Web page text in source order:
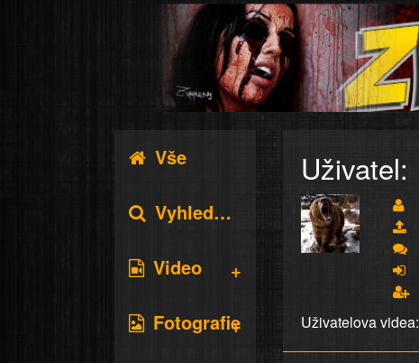
Vše
Vyhledávání
Video
Fotografie
Uživatel:
Uživatelova videa: